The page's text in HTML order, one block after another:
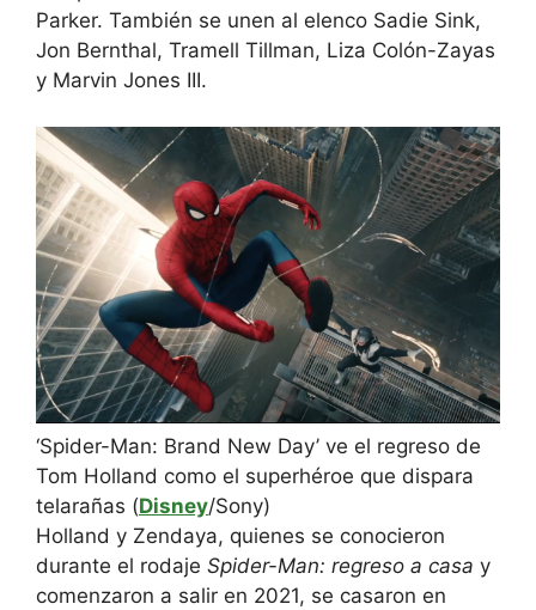
Parker. También se unen al elenco Sadie Sink,
Jon Bernthal, Tramell Tillman, Liza Colón-Zayas
y Marvin Jones III.
‘Spider-Man: Brand New Day’ ve el regreso de
Tom Holland como el superhéroe que dispara
telarañas (Disney/Sony)
Holland y Zendaya, quienes se conocieron
durante el rodaje Spider-Man: regreso a casa y
comenzaron a salir en 2021, se casaron en